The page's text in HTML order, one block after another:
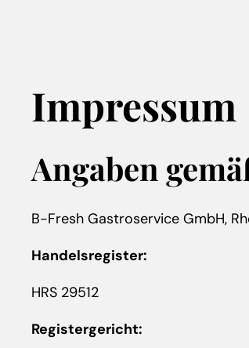
Impressum
Angaben
B-Fresh Gastroservice GmbH,
Handelsregister:
HRS 29512
Registergericht: